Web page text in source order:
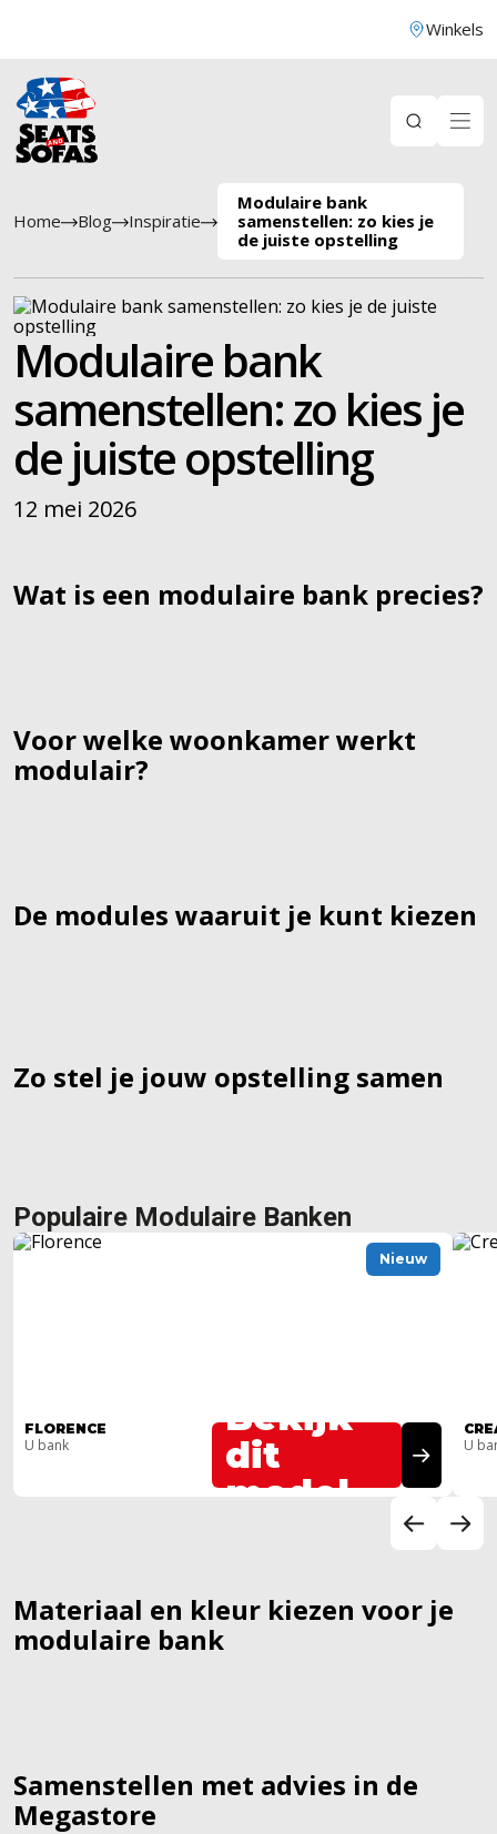
Winkels
Home Blog Inspiratie
Modulaire bank
samenstellen: zo kies je
de juiste opstelling
Modulaire bank
samenstellen: zo kies je
de juiste opstelling
12 mei 2026
Wat is een modulaire bank precies?
Voor welke woonkamer werkt
modulair?
De modules waaruit je kunt kiezen
Zo stel je jouw opstelling samen
Populaire Modulaire Banken
Nieuw
FLORENCE
U bank
Bekijk
dit
model
U
Materiaal en kleur kiezen voor je
modulaire bank
Samenstellen met advies in de
Megastore